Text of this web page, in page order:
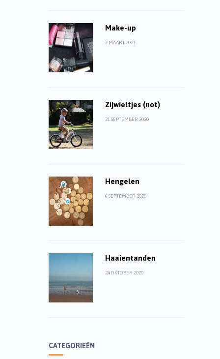
Make-up
7 MAART 2021
Zijwieltjes (not)
21 SEPTEMBER 2020
Hengelen
6 SEPTEMBER 2020
Haaientanden
24 OKTOBER 2020
CATEGORIEËN